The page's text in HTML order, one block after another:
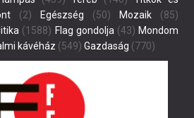
(2) Egészség (50) Mozaik(85)
(1588) Flag gondolja (43) Mondom
kávéház (549) Gazdaság (770)